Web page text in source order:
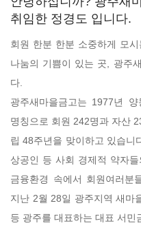
취임한 정경도 입니다.
회원 한분 한분 소중하게 모
나눔의 기쁨이 있는 곳, 광주
다.
광주새마을금고는 1977년 양
명칭으로 회원 242명과 자산
립 48주년을 맞이하고 있습니
상공인 등 사회 경제적 약자
금융환경 속에서 회원여러분
지난 2월 28일 광주지역 새마
등 광주를 대표하는 대표 서민